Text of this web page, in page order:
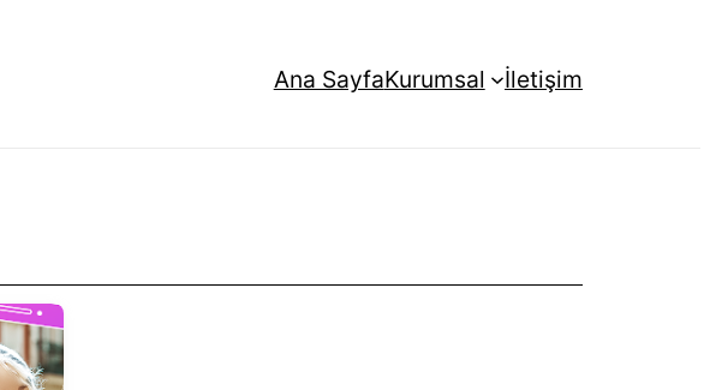
Ana SayfaKurumsal İletişim